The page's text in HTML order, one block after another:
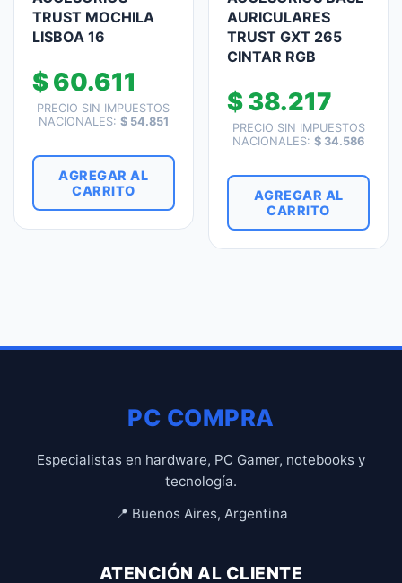
TRUST MOCHILA
LISBOA 16
$60.611
PRECIO SIN IMPUESTOS
NACIONALES: $54.851
AGREGAR AL
CARRITO
AURICULARES
TRUST GXT 265
CINTAR RGB
$38.217
PRECIO SIN IMPUESTOS
NACIONALES:$ 34.586
AGREGAR AL
CARRITO
PC COMPRA
Especialistas en hardware, PC Gamer, notebooks y
tecnología.
📍 Buenos Aires, Argentina
ATENCIÓN AL CLIENTE